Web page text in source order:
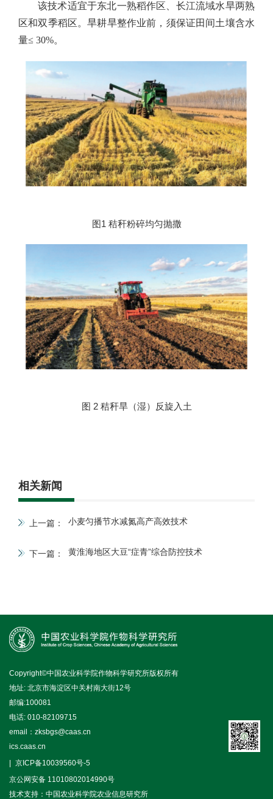
该技术适宜于东北一熟稻作区、长江流域水旱两熟
区和双季稻区。旱耕旱整作业前，须保证田间土壤含水
量≤ 30%。
图1 秸秆粉碎均匀抛撒
图 2 秸秆旱（湿）反旋入土
相关新闻
上一篇： 小麦匀播节水减氮高产高效技术
下一篇： 黄淮海地区大豆“症青”综合防控技术
Copyright©中国农业科学院作物科学研究所版权所有
地址: 北京市海淀区中关村南大街12号
邮编:100081
电话: 010-82109715
email：zksbgs@caas.cn
ics.caas.cn
京ICP备10039560号-5
京公网安备 11010802014990号
技术支持：中国农业科学院农业信息研究所